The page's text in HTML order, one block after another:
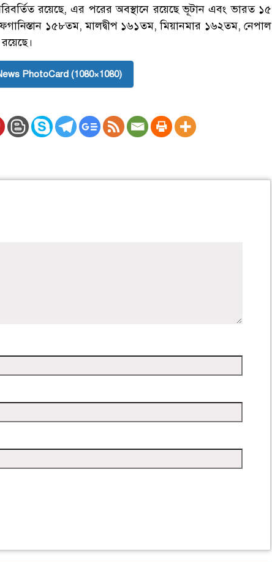
রয়েছে, এর পরের অবস্থানে রয়েছে ভূটান এবং ভারত ১৫
১৫৮তম, মালদ্বীপ ১৬১তম, মিয়ানমার ১৬২তম, নেপাল
PhotoCard (1080×1080)